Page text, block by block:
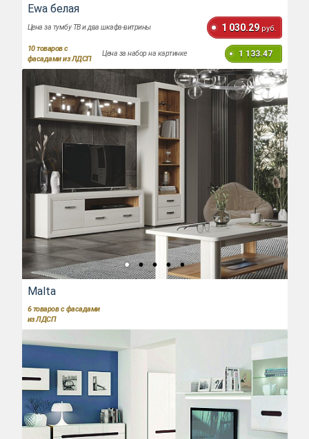
Ewa белая
Цена за тумбу ТВ и два шкафа-витрины 1 030.29 руб.
10товаров с
фасадами из ЛДСП
Цена за набор на картинке 1 133.47
Malta
6 товаров с фасадами
из ЛДСП